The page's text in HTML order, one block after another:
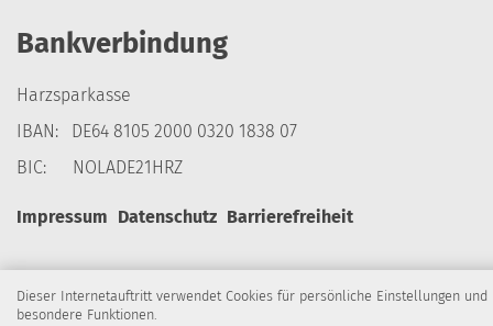
Dieser Internetauftritt verwendet Cookies für persönliche Einstellungen und
besondere Funktionen.
Bankverbindung
Harzsparkasse
IBAN: DE64 8105 2000 0320 1838 07
BIC: NOLADE21HRZ
Impressum Datenschutz Barrierefreiheit